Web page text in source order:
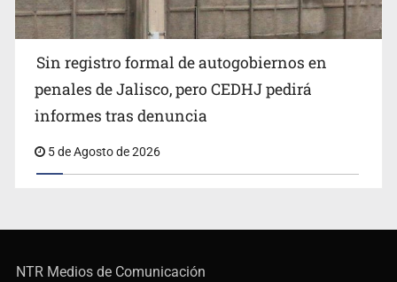
Sin registro formal de autogobiernos en
penales de Jalisco, pero CEDHJ pedirá
informes tras denuncia
5 de Agosto de 2026
NTR Medios de Comunicación